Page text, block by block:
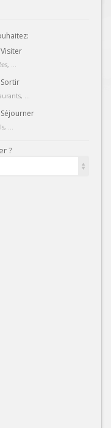
Visiter
...
Sortir
...
Séjourner
...
?